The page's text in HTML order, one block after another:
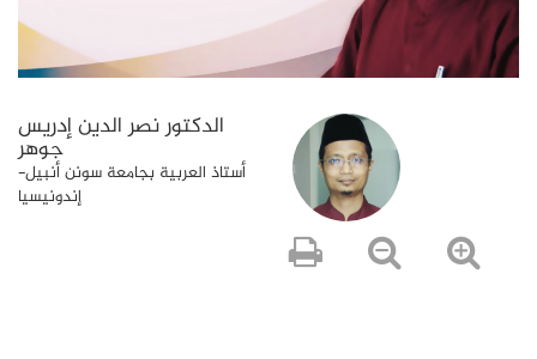
الدكتور نصر الدين إدريس
جوهر
أستاذ العربية بجامعة سونن أنبيل-
إندونيسيا